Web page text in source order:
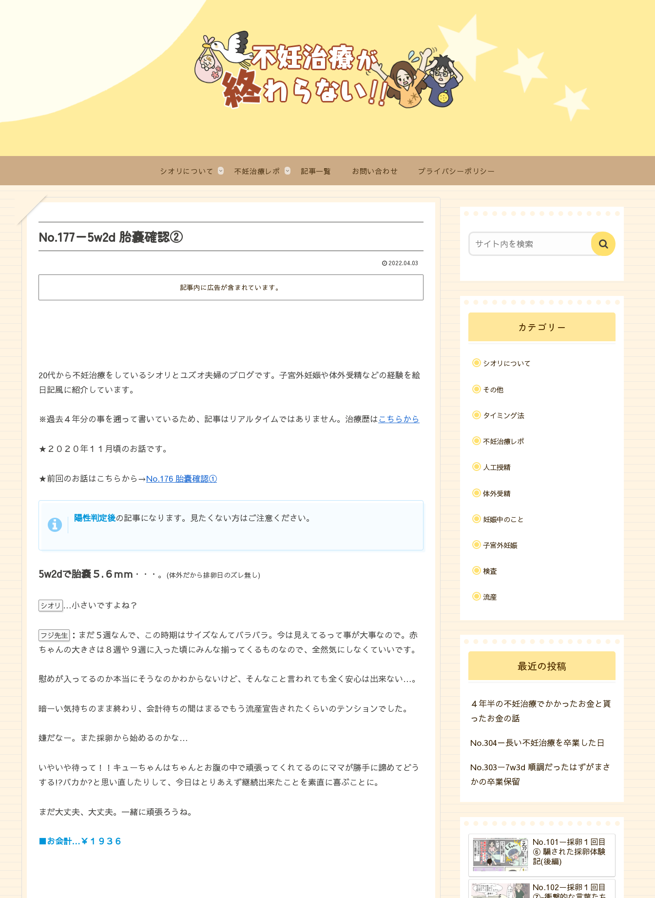
シオリについて 不妊治療レポ 記事一覧 お問い合わせ プライバシーポリシー
No.177ー5w2d 胎嚢確認②
2022.04.03
記事内に広告が含まれています。
20代から不妊治療をしているシオリとユズオ夫婦のブログです。子宮外妊娠や体外受精などの経験を絵
日記風に紹介しています。
※過去４年分の事を遡って書いているため、記事はリアルタイムではありません。治療歴はこちらから
★２０２０年１１月頃のお話です。
★前回のお話はこちらから→No.176 胎嚢確認①
陽性判定後の記事になります。見たくない方はご注意ください。
5w2dで胎嚢５.６ｍｍ ・・・。 (体外だから排卵日のズレ無し)
シオリ …小さいですよね？
フジ先生 ：まだ５週なんで、この時期はサイズなんてバラバラ。今は見えてるって事が大事なので。赤
ちゃんの大きさは８週や９週に入った頃にみんな揃ってくるものなので、全然気にしなくていいです。
慰めが入ってるのか本当にそうなのかわからないけど、そんなこと言われても全く安心は出来ない…。
暗ーい気持ちのまま終わり、会計待ちの間はまるでもう流産宣告されたくらいのテンションでした。
嫌だなー。また採卵から始めるのかな…
いやいや待って！！キューちゃんはちゃんとお腹の中で頑張ってくれてるのにママが勝手に諦めてどう
する!?バカか?と思い直したりして、今日はとりあえず継続出来たことを素直に喜ぶことに。
まだ大丈夫、大丈夫。一緒に頑張ろうね。
■お会計…￥１９３６
カテゴリー
シオリについて
その他
タイミング法
不妊治療レポ
人工授精
体外受精
妊娠中のこと
子宮外妊娠
検査
流産
最近の投稿
４年半の不妊治療でかかったお金と貰
ったお金の話
No.304－長い不妊治療を卒業した日
No.303ー7w3d 順調だったはずがまさ
かの卒業保留
No.101ー採卵１回目
⑥ 騙された採卵体験
記(後編)
No.102ー採卵１回目